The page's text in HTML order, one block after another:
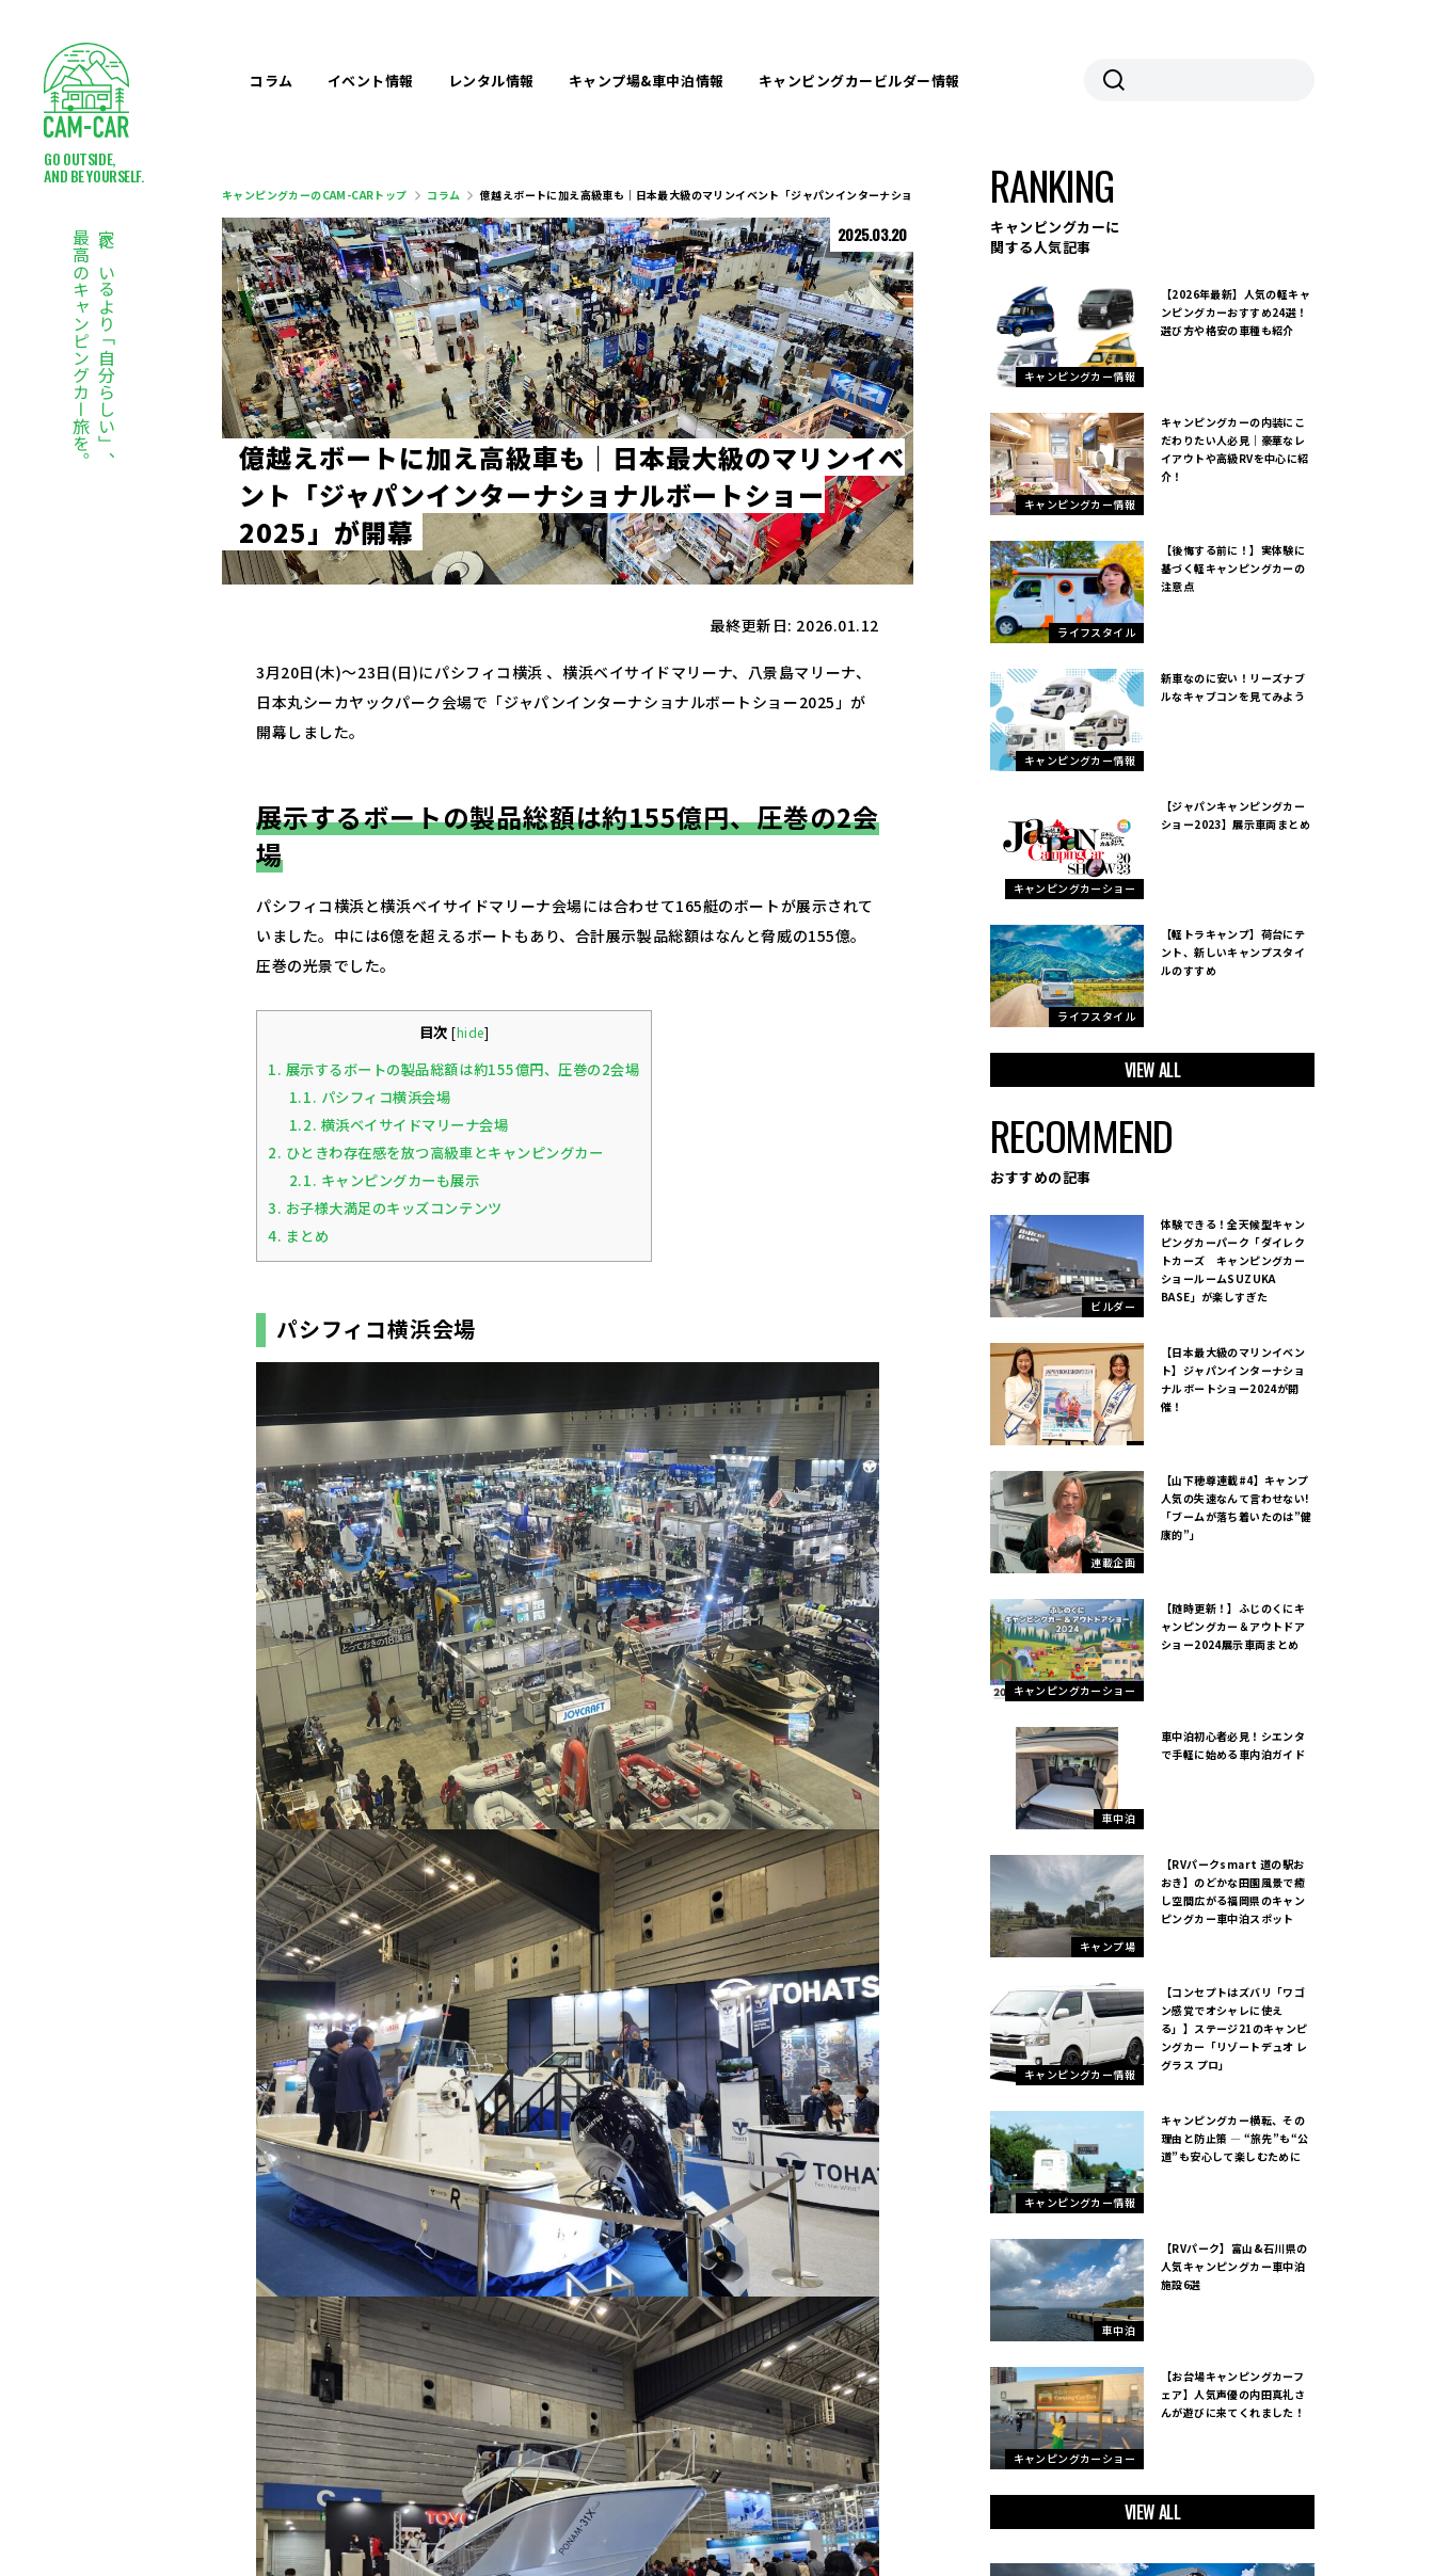
GO OUTSIDE,
AND BE YOURSELF.
家にいるより「自分らしい」、
最高のキャンピングカー旅を。
コラム イベント情報 レンタル情報 キャンプ場&車中泊情報 キャンピングカービルダー情報
キャンピングカーのCAM-CARトップ コラム 億越えボートに加え高級車も｜日本最大級のマリンイベント「ジャパンインターナショナルボートショー2025」が開幕
2025.03.20
億越えボー トに加え高級車も ｜ 日本最大級のマリ ンイベ
ン ト 「ジャパンインターナショ ナルボー トショ ー
2025」 が開幕
最終更新日: 2026.01.12
3月20日(木)～23日(日)にパシフィコ横浜 、横浜ベイサイドマリーナ、八景島マリーナ、
日本丸シーカヤックパーク会場で「ジャパンインターナショナルボートショー2025」が
開幕しました。
展示するボートの製品総額は約155億円、圧巻の2会
場
パシフィコ横浜と横浜ベイサイドマリーナ会場には合わせて165艇のボートが展示されて
いました。中には6億を超えるボートもあり、合計展示製品総額はなんと脅威の155億。
圧巻の光景でした。
目次 [hide]
1. 展示するボートの製品総額は約155億円、圧巻の2会場
1.1. パシフィコ横浜会場
1.2. 横浜ベイサイドマリーナ会場
2. ひときわ存在感を放つ高級車とキャンピングカー
2.1. キャンピングカーも展示
3. お子様大満足のキッズコンテンツ
4. まとめ
パシフィコ横浜会場
RANKING
キャンピングカーに
関する人気記事
キャンピングカー情報
【2026年最新】人気の軽キャ
ンピングカーおすすめ24選！
選び方や格安の車種も紹介
キャンピングカー情報
キャンピングカーの内装にこ
だわりたい人必見｜豪華なレ
イアウトや高級RVを中心に紹
介！
ライフスタイル
【後悔する前に！】実体験に
基づく軽キャンピングカーの
注意点
キャンピングカー情報
新車なのに安い！リーズナブ
ルなキャブコンを見てみよう
キャンピングカーショー
【ジャパンキャンピングカー
ショー2023】展示車両まとめ
ライフスタイル
【軽トラキャンプ】荷台にテ
ント、新しいキャンプスタイ
ルのすすめ
VIEW ALL
RECOMMEND
おすすめの記事
ビルダー
体験できる！全天候型キャン
ピングカーパーク「ダイレク
トカーズ キャンピングカー
ショールームSUZUKA
BASE」が楽しすぎた
【日本最大級のマリンイベン
ト】ジャパンインターナショ
ナルボートショー2024が開
催！
連載企画
【山下穂尊連載#4】キャンプ
人気の失速なんて言わせない!
「ブームが落ち着いたのは”健
康的”」
キャンピングカーショー
【随時更新！】ふじのくにキ
ャンピングカー＆アウトドア
ショー2024展示車両まとめ
車中泊
車中泊初心者必見！シエンタ
で手軽に始める車内泊ガイド
キャンプ場
【RVパークsmart 道の駅お
おき】のどかな田園風景で癒
し空間広がる福岡県のキャン
ピングカー車中泊スポット
キャンピングカー情報
【コンセプトはズバリ「ワゴ
ン感覚でオシャレに使え
る」】ステージ21のキャンピ
ングカー「リゾートデュオ レ
グラス プロ」
キャンピングカー情報
キャンピングカー横転、その
理由と防止策 ― “旅先”も“公
道”も安心して楽しむために
車中泊
【RVパーク】富山&石川県の
人気キャンピングカー車中泊
施設6選
キャンピングカーショー
【お台場キャンピングカーフ
ェア】人気声優の内田真礼さ
んが遊びに来てくれました！
VIEW ALL